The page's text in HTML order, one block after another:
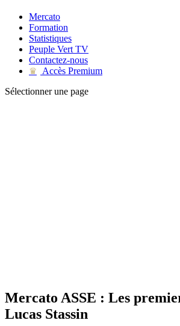
Mercato
Formation
Statistiques
Peuple Vert TV
Contactez-nous
♛
Accès Premium
Sélectionner une page
Mercato ASSE : Les
Lucas Stassin